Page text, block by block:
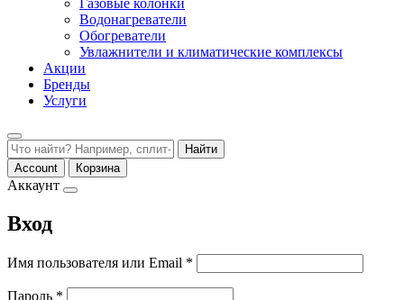
Газовые колонки
Водонагреватели
Обогреватели
Увлажнители и климатические комплексы
Акции
Бренды
Услуги
Найти
Account
Корзина
Аккаунт
Вход
Имя пользователя или Email *
Пароль *